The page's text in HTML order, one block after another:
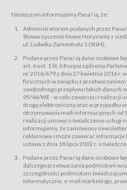
podmiotom z branży mediów i filmowej
Bilety – wybrane dokumenty
Usługodawcą i uprawniające do wzięcia
przewidziane przez Usługodawcę dla
do uczestnictwa w wielu albo w
Sklep – sklep internetowy prowadzony
Regulamin – niniejszy regulamin.
§ 2
Postanowienia ogólne
Regulamin określa zasady:
świadczenia Usługobiorcom Usług
zastrzeżeniem usług, o których mowa
zasady świadczenia precyzują odrębne
przetwarzania przez Usługodawcę
będących osobami fizycznymi.
świadczy Usługi drogą elektroniczną w
2002 r. o świadczeniu usług drogą
1204, z późń. zm.). Usługi świadczone są
usługę przeglądania i odczytywania
zamieszczanych w Serwisie,
Niniejszym informujemy Pana/-ią, że:
Administratorem podanych przez
Stowarzyszenie Nowe Horyzonty z
ul. Ludwika Zamenhofa 1 (SNH);
Podane przez Pana/-ią dane osobowe
art. 6 ust. 1 lit. b Rozporządzenia
nr 2016/679 z dnia 27 kwietnia 2016 r.
fizycznych w związku z
swobodnego przepływu takich danych
95/46/WE - w celu zawarcia i realizacji
drogą elektroniczną oraz w przypadku
otrzymywania maili informacyjnych od
realizacji umowy o świadczenie usługi
informujemy, że zamówiony
reklamowy i może zawierać
ustawy z dnia 18 lipca 2002 r. o
Podane przez Pana/-ią dane osobowe
dalszego przetwarzania podmiotom
szczególności podmiotom
informatyczne, e-mail marketingu,